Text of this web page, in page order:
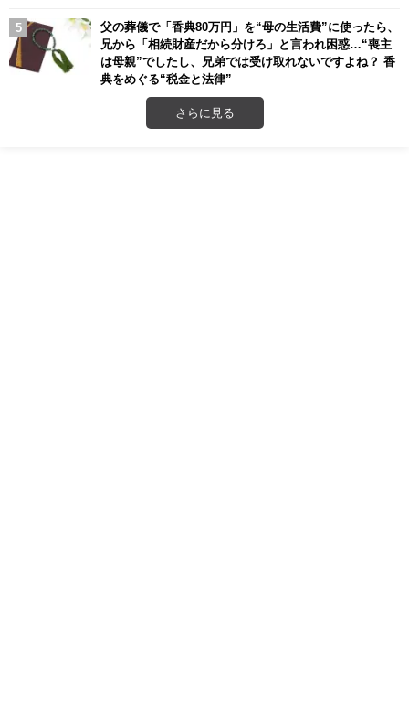
父の葬儀で「香典80万円」を“母の生活費”に使ったら、
兄から「相続財産だから分けろ」と言われ困惑…“喪主
は母親”でしたし、兄弟では受け取れないですよね？ 香
典をめぐる“税金と法律”
さらに見る